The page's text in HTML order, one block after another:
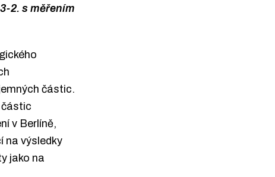
2. s měřením
částic.
částic
v Berlíně,
na výsledky
jako na